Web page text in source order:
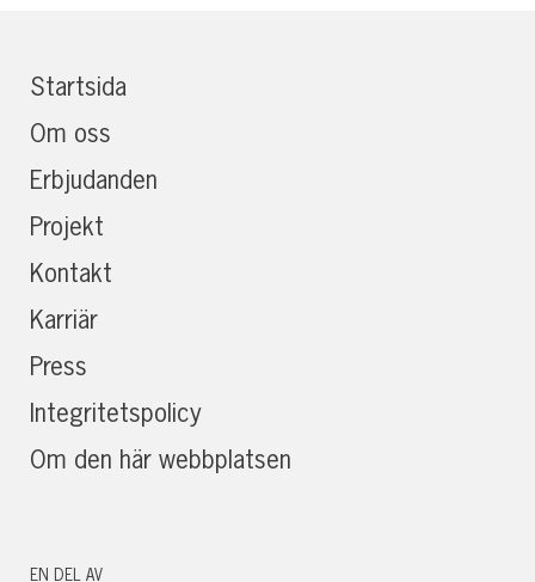
Startsida
Om oss
Erbjudanden
Projekt
Kontakt
Karriär
Press
Integritetspolicy
Om den här webbplatsen
EN DEL AV